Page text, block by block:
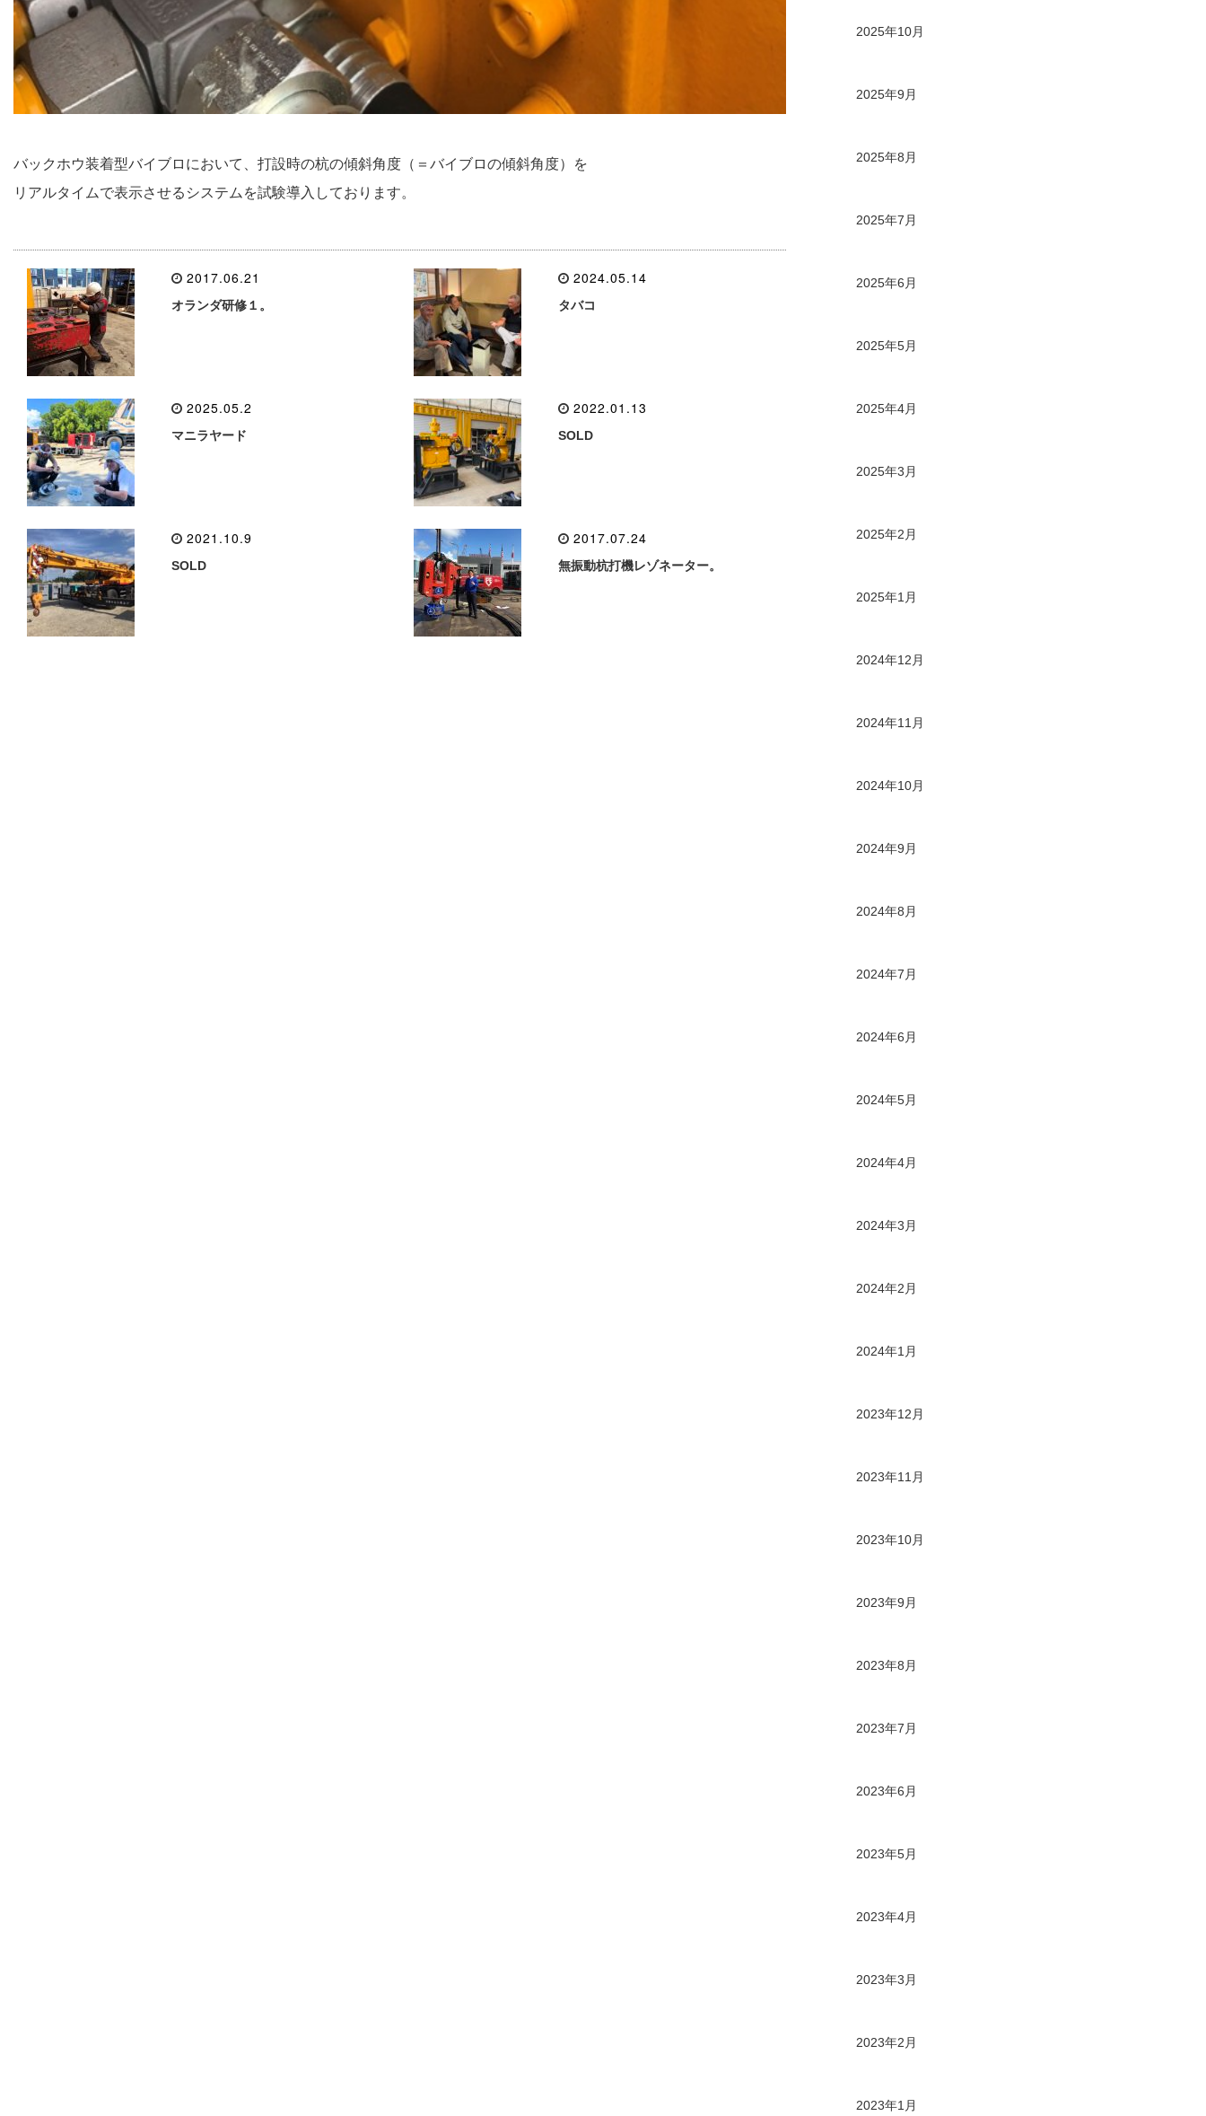
バックホウ装着型バイブロにおいて、打設時の杭の傾斜角度（＝バイブロの傾斜角度）を
リアルタイムで表示させるシステムを試験導入しております。
2017.06.21
オランダ研修１。
2024.05.14
タバコ
2025.05.2
マニラヤード
2022.01.13
SOLD
2021.10.9
SOLD
2017.07.24
無振動杭打機レゾネーター。
2025年10月
2025年9月
2025年8月
2025年7月
2025年6月
2025年5月
2025年4月
2025年3月
2025年2月
2025年1月
2024年12月
2024年11月
2024年10月
2024年9月
2024年8月
2024年7月
2024年6月
2024年5月
2024年4月
2024年3月
2024年2月
2024年1月
2023年12月
2023年11月
2023年10月
2023年9月
2023年8月
2023年7月
2023年6月
2023年5月
2023年4月
2023年3月
2023年2月
2023年1月